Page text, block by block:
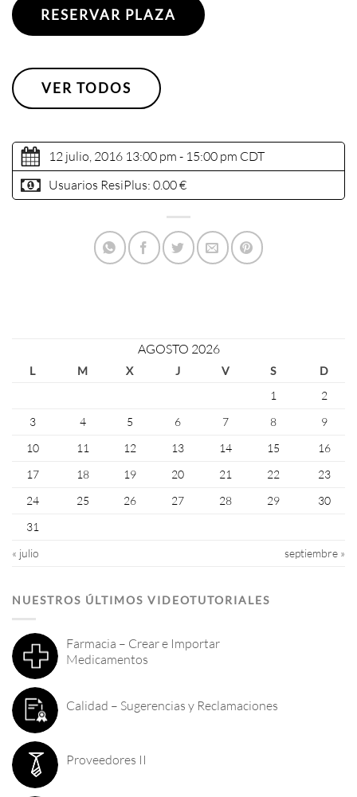
RESERVAR PLAZA
VER TODOS
12 julio, 2016 13:00 pm - 15:00 pm CDT
Usuarios ResiPlus: 0.00 €
AGOSTO 2026
L M X J V S
D
1
2
3
4 5 6 7 8
9
10
11 12 13 14 15
16
17
18 19 20 21 22
23
24
25 26 27 28 29
30
31
« julio
septiembre »
NUESTROS ÚLTIMOS VIDEOTUTORIALES
Farmacia – Crear e Importar
Medicamentos
Calidad – Sugerencias y Reclamaciones
Proveedores II